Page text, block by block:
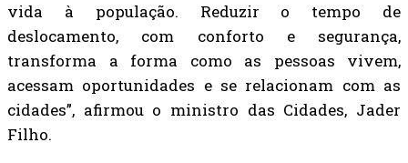
vida à população. Reduzir o tempo de
deslocamento, com conforto e segurança,
transforma a forma como as pessoas vivem,
acessam oportunidades e se relacionam com as
cidades”, afirmou o ministro das Cidades, Jader
Filho.